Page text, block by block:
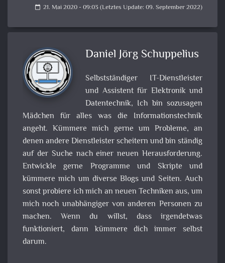
calendar_today 21. Mai 2020 - 09:03 (Letztes Update: 09. September 2022)
Daniel Jörg Schuppelius
Selbstständiger IT-Dienstleister
und Assistent für Elektronik und
Datentechnik, Ich bin sozusagen
Mädchen für alles was die Informationstechnik
angeht. Kümmere mich gerne um Probleme, an
denen andere Dienstleister scheitern und bin ständig
auf der Suche nach einer neuen Herausforderung.
Entwickle gerne Programme und Skripte und
kümmere mich um diverse Blogs und Seiten. Auch
sonst probiere ich mich an neuen Techniken aus, um
mich noch unabhängiger von anderen Personen zu
machen. Wenn du willst, dass irgendetwas
funktioniert, dann kümmere dich immer selbst
darum.